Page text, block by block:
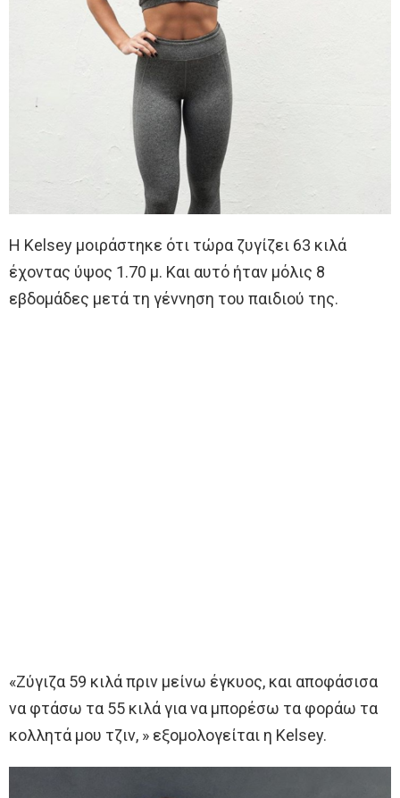
Η Kelsey μοιράστηκε ότι τώρα ζυγίζει 63 κιλά
έχοντας ύψος 1.70 μ. Και αυτό ήταν μόλις 8
εβδομάδες μετά τη γέννηση του παιδιού της.
«Ζύγιζα 59 κιλά πριν μείνω έγκυος, και αποφάσισα
να φτάσω τα 55 κιλά για να μπορέσω τα φοράω τα
κολλητά μου τζιν, » εξομολογείται η Kelsey.